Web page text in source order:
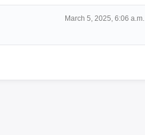
March 5, 2025, 6:06 a.m.